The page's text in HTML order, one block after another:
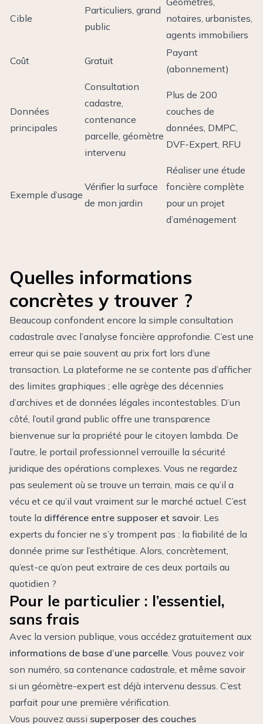
Cible
Particuliers, grand
public
notaires, urbanistes,
agents immobiliers
Coût Gratuit
Payant
(abonnement)
Données
principales
Consultation
cadastre,
contenance
parcelle, géomètre
intervenu
Plus de 200
couches de
données, DMPC,
DVF-Expert, RFU
Exemple d’usage
Vérifier la surface
de mon jardin
Réaliser une étude
foncière complète
pour un projet
d’aménagement
Quelles informations
concrètes y trouver ?
Beaucoup confondent encore la simple consultation
cadastrale avec l’analyse foncière approfondie. C’est une
erreur qui se paie souvent au prix fort lors d’une
transaction. La plateforme ne se contente pas d’afficher
des limites graphiques ; elle agrège des décennies
d’archives et de données légales incontestables. D’un
côté, l’outil grand public offre une transparence
bienvenue sur la propriété pour le citoyen lambda. De
l’autre, le portail professionnel verrouille la sécurité
juridique des opérations complexes. Vous ne regardez
pas seulement où se trouve un terrain, mais ce qu’il a
vécu et ce qu’il vaut vraiment sur le marché actuel. C’est
toute la différence entre supposer et savoir. Les
experts du foncier ne s’y trompent pas : la fiabilité de la
donnée prime sur l’esthétique. Alors, concrètement,
qu’est-ce qu’on peut extraire de ces deux portails au
quotidien ?
Pour le particulier : l’essentiel,
sans frais
Avec la version publique, vous accédez gratuitement aux
informations de base d’une parcelle. Vous pouvez voir
son numéro, sa contenance cadastrale, et même savoir
si un géomètre-expert est déjà intervenu dessus. C’est
parfait pour une première vérification.
Vous pouvez aussi superposer des couches